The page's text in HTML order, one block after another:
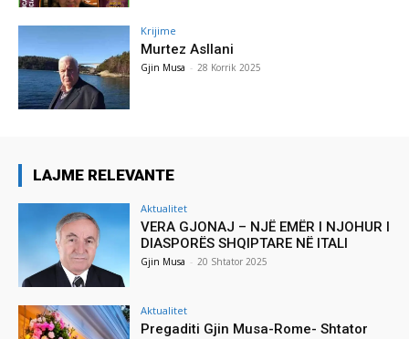
Krijime
Murtez Asllani
Gjin Musa - 28 Korrik 2025
LAJME RELEVANTE
Aktualitet
VERA GJONAJ – NJË EMËR I NJOHUR I
DIASPORËS SHQIPTARE NË ITALI
Gjin Musa - 20 Shtator 2025
Aktualitet
Pregaditi Gjin Musa-Rome- Shtator